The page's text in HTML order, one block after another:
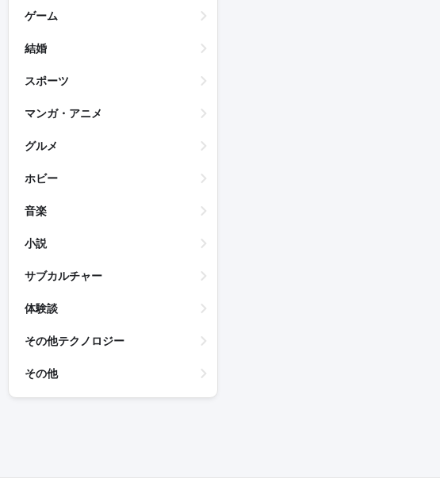
ゲーム
結婚
スポーツ
マンガ・アニメ
グルメ
ホビー
音楽
小説
サブカルチャー
体験談
その他テクノロジー
その他